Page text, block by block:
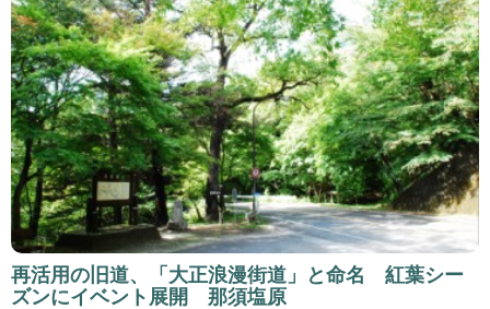
再活用の旧道、「大正浪漫街道」と命名 紅葉シー
ズンにイベント展開 那須塩原